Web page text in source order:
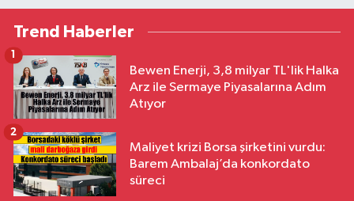
Trend Haberler
Bewen Enerji, 3,8 milyar TL'lik Halka
Arz ile Sermaye Piyasalarına Adım
Atıyor
1
Maliyet krizi Borsa şirketini vurdu:
Barem Ambalaj’da konkordato
süreci
2